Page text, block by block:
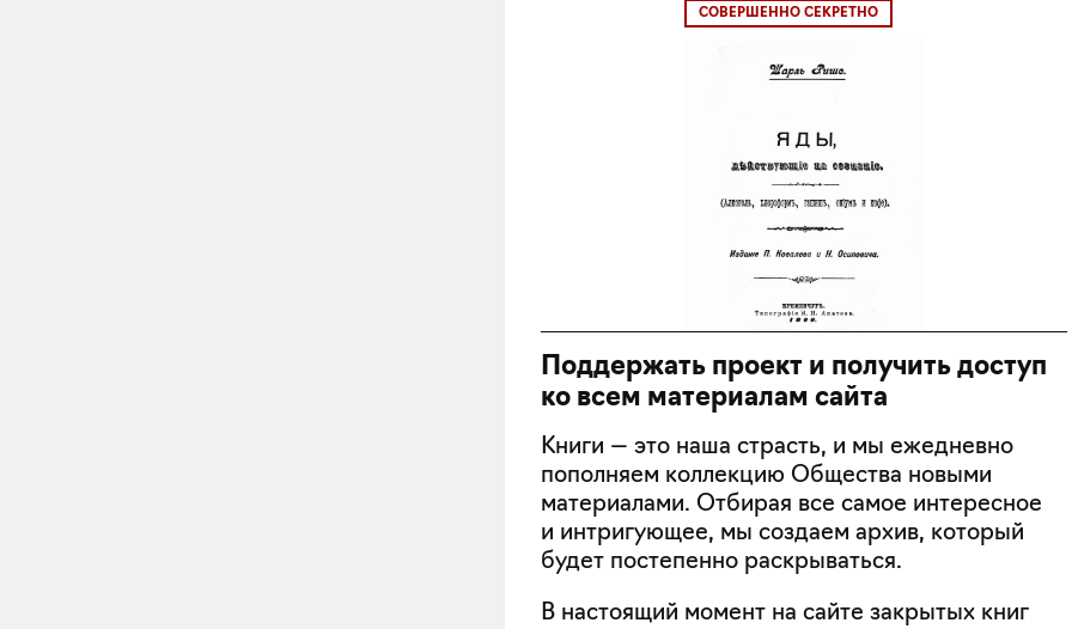
СОВЕРШЕННО СЕКРЕТНО
Поддержать проект и получить доступ
ко всем материалам сайта
Книги — это наша страсть, и мы ежедневно
пополняем коллекцию Общества новыми
материалами. Отбирая все самое интересное
и интригующее, мы создаем архив, который
будет постепенно раскрываться.
В настоящий момент на сайте закрытых книг